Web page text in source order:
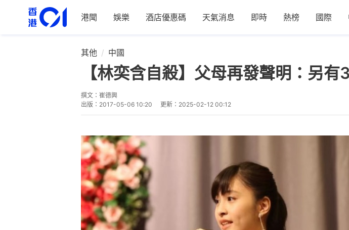
港聞 娛樂 酒店優惠碼 天氣消息 即時 熱榜 國際
其他 中國
【林奕含自殺】父母再發聲明：另
撰文： 崔德興
出版： 2017-05-06 10:20 更新： 2025-02-12 00:12